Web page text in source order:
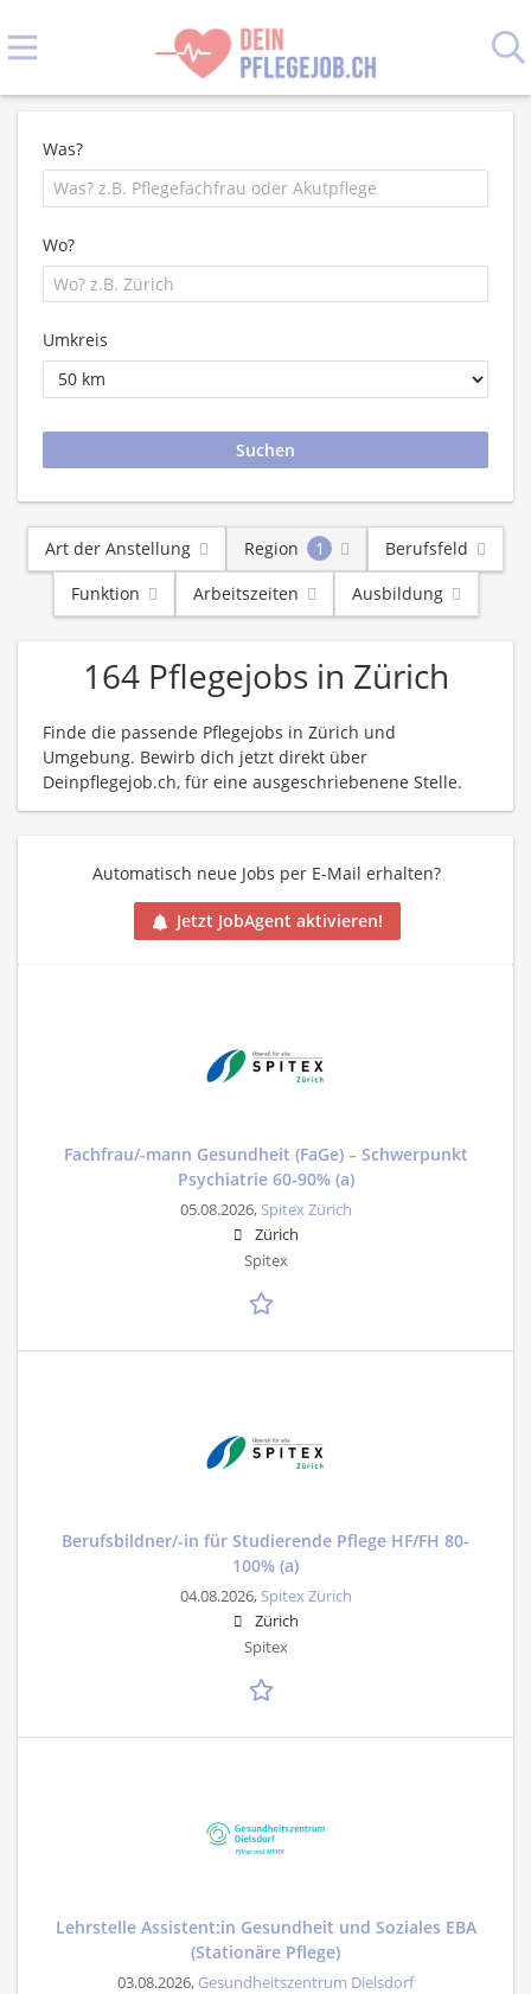
Was?
Wo?
Umkreis
Art der Anstellung Region 1
Berufsfeld
Funktion
Arbeitszeiten Ausbildung
164 Pflegejobs in Zürich
Finde die passende Pflegejobs in Zürich und
Umgebung. Bewirb dich jetzt direkt über
Deinpflegejob.ch, für eine ausgeschriebenene Stelle.
Automatisch neue Jobs per E-Mail erhalten?
Jetzt JobAgent aktivieren!
Fachfrau/-mann Gesundheit (FaGe) – Schwerpunkt
Psychiatrie 60-90% (a)
05.08.2026, Spitex Zürich
Zürich
Spitex
Berufsbildner/-in für Studierende Pflege HF/FH 80-
100% (a)
04.08.2026, Spitex Zürich
Zürich
Spitex
Lehrstelle Assistent:in Gesundheit und Soziales EBA
(Stationäre Pflege)
03.08.2026, Gesundheitszentrum Dielsdorf